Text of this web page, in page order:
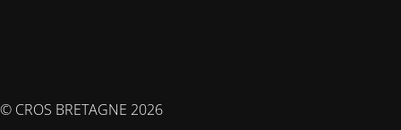
© CROS BRETAGNE 2026